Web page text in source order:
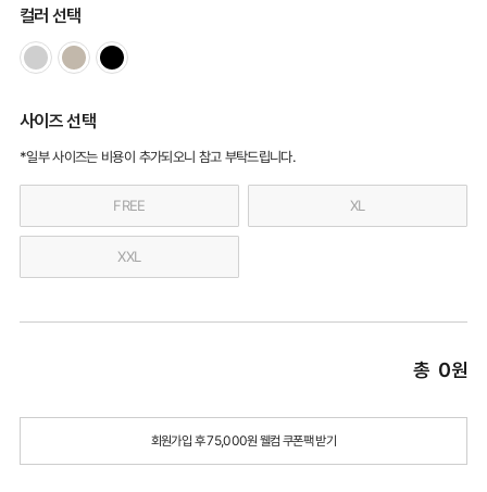
컬러 선택
사이즈 선택
*일부 사이즈는 비용이 추가되오니 참고 부탁드립니다.
FREE XL
XXL
총 0원
회원가입 후 75,000원 웰컴 쿠폰팩 받기